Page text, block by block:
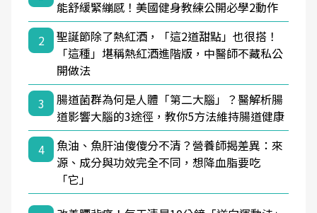
能舒緩緊繃感！美國健身教練公開必學2動作
2
聖誕節除了熱紅酒，「這2道甜點」也很搭！
「這種」堪稱熱紅酒進階版，中醫師不藏私公
開做法
3
腸道菌群為何是人體「第二大腦」？醫解析腸
道影響大腦的3途徑，教你5方法維持腸道健康
4
魚油、魚肝油傻傻分不清？營養師揭差異：來
源、成分與功效完全不同，想降血脂要吃
「它」